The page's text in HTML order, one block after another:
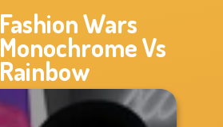
Fashion Wars
Monochrome Vs
Rainbow